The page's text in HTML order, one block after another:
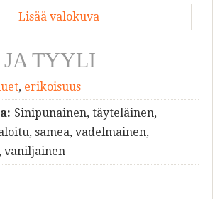
Lisää valokuva
TYYLI
, erikoisuus
Sinipunainen, täyteläinen,
samea, vadelmainen,
vaniljainen